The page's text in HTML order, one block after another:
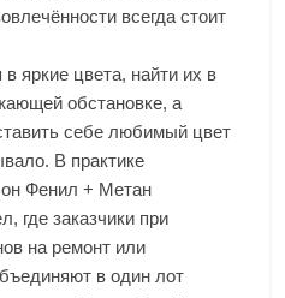
всегда стоит
яркие цвета, найти их в
обстановке, а
себе любимый цвет
В практике
Фенил + Метан
где заказчики при
на ремонт или
в один лот